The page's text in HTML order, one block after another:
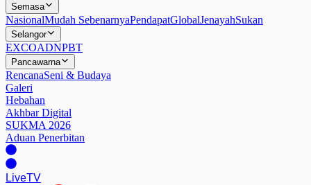
Semasa
NasionalMudah SebenarnyaPendapatGlobalJenayahSukan
Selangor
EXCOADNPBT
Pancawarna
RencanaSeni & Budaya
Galeri
Hebahan
Akhbar Digital
SUKMA 2026
Aduan Penerbitan
LiveTV